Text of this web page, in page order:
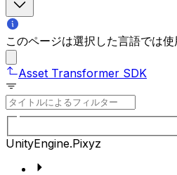
このページは選択した言語では使
Asset Transformer SDK
UnityEngine.Pixyz